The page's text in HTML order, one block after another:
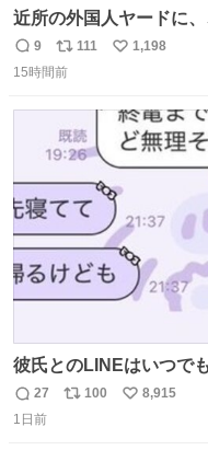
近所の外国人ヤードに
てました😭 外装ぼろぼ
し、、 可哀想に😢😢 今
返
信
9
リ
ポ
数
111
い
数
1,198
15時間前
彼氏とのLINEはいつで
かったLINEは無限にあ
送りあってたし)最近嬉
返
信
27
リ
100
い
8,915
1日前